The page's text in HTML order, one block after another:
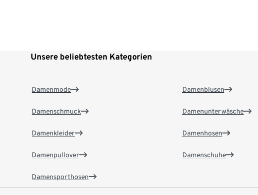
Unsere beliebtesten Kategorien
Damenmode
Damenschmuck
Damenkleider
Damenpullover
Damensporthosen
Damenblusen
Damenunterwäsche
Damenhosen
Damenschuhe